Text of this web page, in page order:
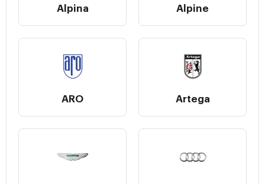
Alpina Alpine
ARO Artega